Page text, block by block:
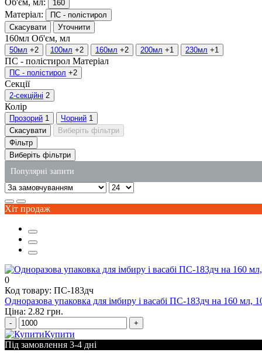
160
Матеріал:
ПС - полістирол
Скасувати
Уточнити
160мл Об'єм, мл
50мл +2 100мл +2 160мл +2 200мл +1 230мл +1
ПС - полістирол Матеріал
ПС - полістирол +2
Секції
2-секційні 2
Колір
Прозорий 1 Чорний 1
Скасувати
Виберіть фільтри
Фільтр
Виберіть фільтри
Популярні запити
сміттєвий пакет ціна
одноразові контейнери з харчової алюмінієвої фольги
рушник паперовий купити
миючі речовини
Хіт продаж
0
Код товару: ПС-183дч
Одноразова упаковка для імбиру і васабі ПС-183дч на 160 мл,
Ціна: 2.82 грн.
- +
Купити
Під замовлення 3-4 дні